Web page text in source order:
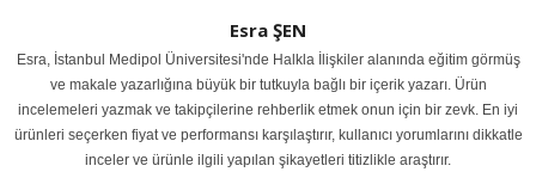
Esra ŞEN
Esra, İstanbul Medipol Üniversitesi'nde Halkla İlişkiler alanında eğitim görmüş
ve makale yazarlığına büyük bir tutkuyla bağlı bir içerik yazarı. Ürün
incelemeleri yazmak ve takipçilerine rehberlik etmek onun için bir zevk. En iyi
ürünleri seçerken fiyat ve performansı karşılaştırır, kullanıcı yorumlarını dikkatle
inceler ve ürünle ilgili yapılan şikayetleri titizlikle araştırır.